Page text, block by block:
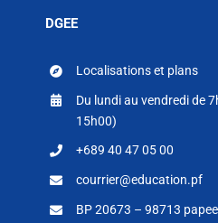
DGEE
Localisations et plans
Du lundi au vendredi de
15h00)
+689 40 47 05 00
courrier@education.pf
BP 20673 – 98713